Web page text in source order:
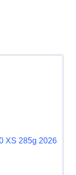
XS 285g 2026